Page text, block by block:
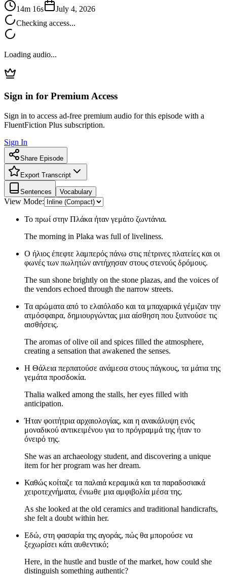
14m 16s
July 4, 2026
Checking access...
Loading audio...
Sign in for Premium Access
Sign in to access ad-free premium audio for this episode with a
FluentFiction Plus subscription.
Sign In
Share Episode
Export Transcript
Sentences Vocabulary
View Mode:
Το πρωί στην Πλάκα ήταν γεμάτο ζωντάνια.
The morning in Plaka was full of liveliness.
Ο ήλιος έπεφτε λαμπερός πάνω στις πέτρινες πλατείες και οι
φωνές των πωλητών αντήχησαν στους στενούς δρόμους.
The sun shone brightly on the stone plazas, and the voices of
the vendors echoed through the narrow streets.
Τα αρώματα από το ελαιόλαδο και τα μπαχαρικά γέμιζαν την
ατμόσφαιρα, δημιουργώντας μια αίσθηση που ξυπνούσε τις
αισθήσεις.
The aromas of olive oil and spices filled the atmosphere,
creating a sensation that awakened the senses.
Η Θάλεια περπατούσε ανάμεσα στους πάγκους, τα μάτια της
γεμάτα προσδοκία.
Thalia walked among the stalls, her eyes filled with
anticipation.
Ήταν φοιτήτρια αρχαιολογίας, και η ανακάλυψη ενός
μοναδικού αντικειμένου για το πρόγραμμά της ήταν το
όνειρό της.
She was an archaeology student, and discovering a unique
item for her program was her dream.
Καθώς κοίταζε τα παλαιά κεραμικά και τα παραδοσιακά
χειροτεχνήματα, ένιωθε μια αμφιβολία μέσα της.
As she looked at the old ceramics and traditional handicrafts,
she felt a doubt within her.
Εδώ, στη φασαρία της αγοράς, πώς θα μπορούσε να
ξεχωρίσει κάτι αυθεντικό;
Here, in the hustle and bustle of the market, how could she
distinguish something authentic?